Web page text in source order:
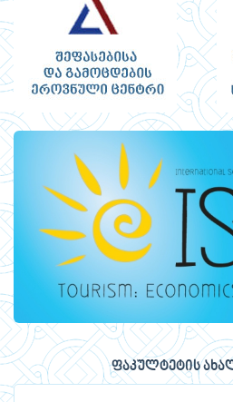
ფაკულტეტის